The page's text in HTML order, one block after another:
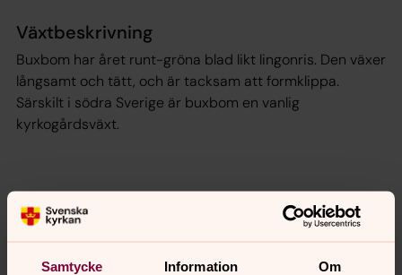
Samtycke Information Om
Växtbeskrivning
Buxbom har året runt-gröna blad likt lingonris. Den växer
långsamt och tätt, och är tacksam att formklippa.
Särskilt i södra Sverige är buxbom en vanlig
kyrkogårdsväxt.
Synpunkter eller frågor på sidans
innehåll?
sodertalje.pastorat@svenskakyrkan.se